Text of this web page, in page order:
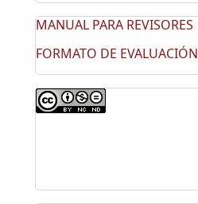
MANUAL PARA REVISORES
FORMATO DE EVALUACIÓN